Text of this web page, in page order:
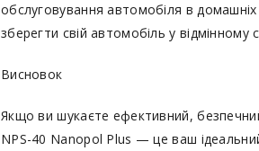
обслуговування автомобіля в
зберегти свій автомобіль у відмінному
Висновок
Якщо ви шукаєте ефективний,
NPS-40 Nanopol Plus — це ваш